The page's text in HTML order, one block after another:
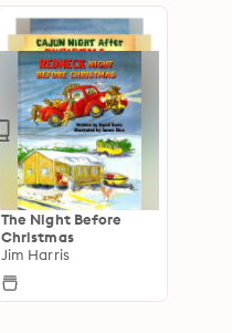
The Night Before
Christmas
Jim Harris